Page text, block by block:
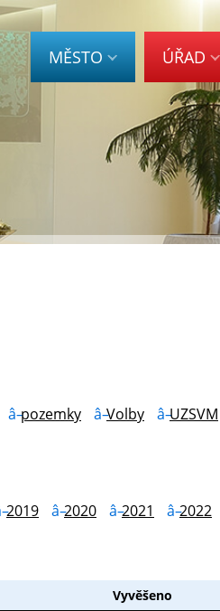
MĚSTO ÚŘAD
pozemky Volby UZSVM
2019 2020 2021 2022
Vyvěšeno